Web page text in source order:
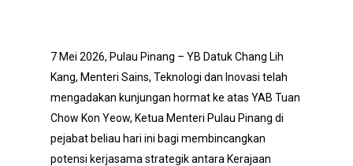
7 Mei 2026, Pulau Pinang – YB Datuk Chang Lih
Kang, Menteri Sains, Teknologi dan Inovasi telah
mengadakan kunjungan hormat ke atas YAB Tuan
Chow Kon Yeow, Ketua Menteri Pulau Pinang di
pejabat beliau hari ini bagi membincangkan
potensi kerjasama strategik antara Kerajaan